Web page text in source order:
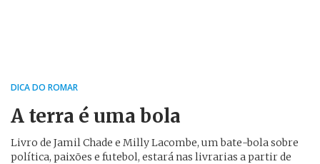
DICA DO ROMAR
A terra é uma bola
Livro de Jamil Chade e Milly Lacombe, um bate-bola sobre
política, paixões e futebol, estará nas livrarias a partir de